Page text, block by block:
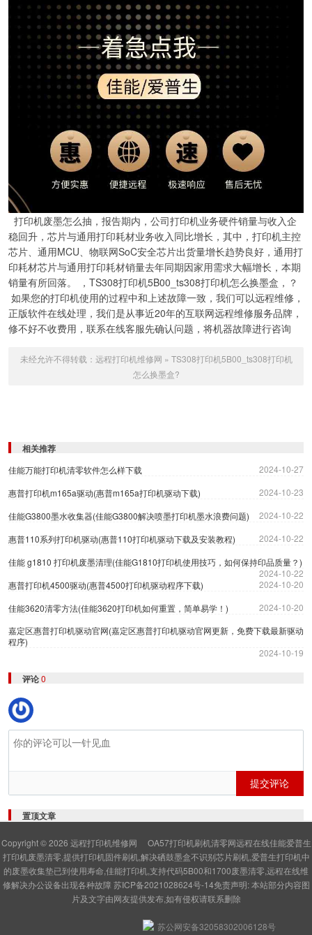
打印机废墨怎么抽，报告期内，公司打印机业务硬件销量与收入企
稳回升，芯片与通用打印耗材业务收入同比增长，其中，打印机主控
芯片、通用MCU、物联网SoC安全芯片出货量增长趋势良好，通用打
印耗材芯片与通用打印耗材销量去年同期因家用需求大幅增长，本期
销量有所回落。 ，TS308打印机5B00_ts308打印机怎么换墨盒，？
如果您的打印机使用的过程中和上述故障一致，我们可以远程维修，
正版软件在线处理，我们是从事近20年的互联网远程维修服务品牌，
修不好不收费用，联系在线客服先确认问题，将机器故障进行咨询
未经允许不得转载： 远程打印机维修网 » TS308打印机5B00_ts308打印机
怎么换墨盒?
相关推荐
佳能万能打印机清零软件怎么样下载
2024-10-27
惠普打印机m165a驱动(惠普m165a打印机驱动下载)
2024-10-23
佳能G3800墨水收集器(佳能G3800解决喷墨打印机墨水浪费问题)
2024-10-22
惠普110系列打印机驱动(惠普110打印机驱动下载及安装教程)
2024-10-22
佳能 g1810 打印机废墨清理(佳能G1810打印机使用技巧，如何保持印品质量？)
2024-10-22
惠普打印机4500驱动(惠普4500打印机驱动程序下载)
2024-10-20
佳能3620清零方法(佳能3620打印机如何重置，简单易学！)
2024-10-20
嘉定区惠普打印机驱动官网(嘉定区惠普打印机驱动官网更新，免费下载最新驱动
程序)
2024-10-19
评论0
提交评论
置顶文章
Copyright © 2026 远程打印机维修网
OA57打印机刷机清零网远程在线佳能爱普生
打印机废墨清零,提供打印机固件刷机,解决硒鼓墨盒不识别芯片刷机,爱普生打印机中
的废墨收集垫已到使用寿命,佳能打印机,支持代码5B00和1700废墨清零,远程在线维
修解决办公设备出现各种故障 苏ICP备2021028624号-14免责声明: 本站部分内容图
片及文字由网友提供发布,如有侵权请联系删除
苏公网安备32058302006128号